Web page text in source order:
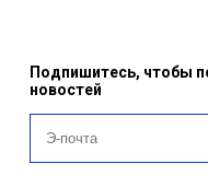
Подпишитесь, чтобы
новостей